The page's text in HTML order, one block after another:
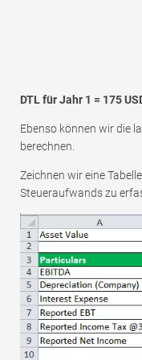
DTL für Jahr 1 = 175
Ebenso können wir die
berechnen.
Zeichnen wir eine
Steueraufwands zu